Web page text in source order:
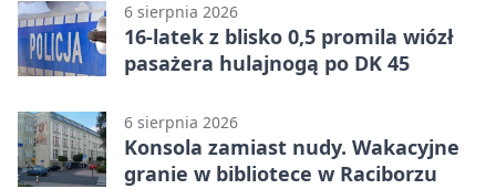
6 sierpnia 2026
16-latek z blisko 0,5 promila wiózł
pasażera hulajnogą po DK 45
6 sierpnia 2026
Konsola zamiast nudy. Wakacyjne
granie w bibliotece w Raciborzu